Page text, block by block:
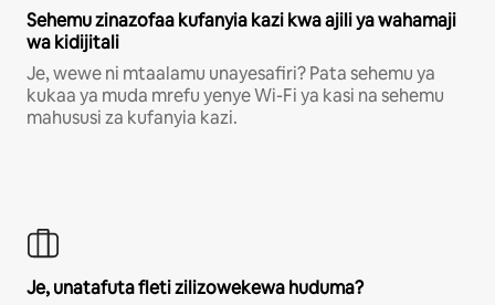
Sehemu zinazofaa kufanyia kazi kwa ajili ya wahamaji
wa kidijitali
Je, wewe ni mtaalamu unayesafiri? Pata sehemu ya
kukaa ya muda mrefu yenye Wi-Fi ya kasi na sehemu
mahususi za kufanyia kazi.
Je, unatafuta fleti zilizowekewa huduma?